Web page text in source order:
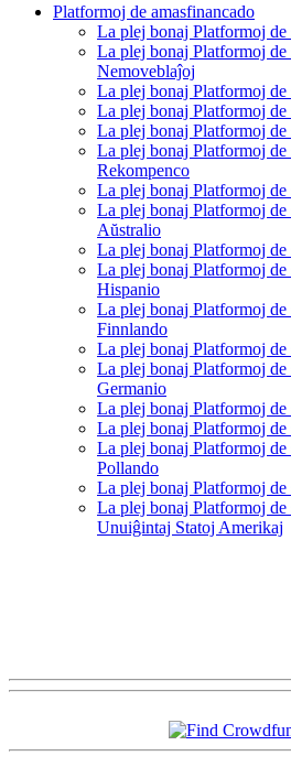
Platformoj de amasfinancado
La plej bonaj Platformoj
La plej bonaj Platformoj de
Nemoveblaĵoj
La plej bonaj Platformoj
La plej bonaj Platformoj de
La plej bonaj Platformoj
La plej bonaj Platformoj de
Rekompenco
La plej bonaj Platformoj
La plej bonaj Platformoj de
Aŭstralio
La plej bonaj Platformoj
La plej bonaj Platformoj de
Hispanio
La plej bonaj Platformoj de
Finnlando
La plej bonaj Platformoj
La plej bonaj Platformoj de
Germanio
La plej bonaj Platformoj
La plej bonaj Platformoj
La plej bonaj Platformoj de
Pollando
La plej bonaj Platformoj
La plej bonaj Platformoj de
Unuiĝintaj Statoj Amerikaj